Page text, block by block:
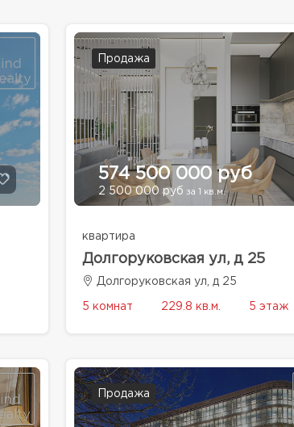
Продажа
574 500 000 руб
2 500 000 руб за 1 кв.м.
квартира
Долгоруковская ул, д 25
Долгоруковская ул, д 25
5 комнат 229.8 кв.м. 5 этаж
Продажа